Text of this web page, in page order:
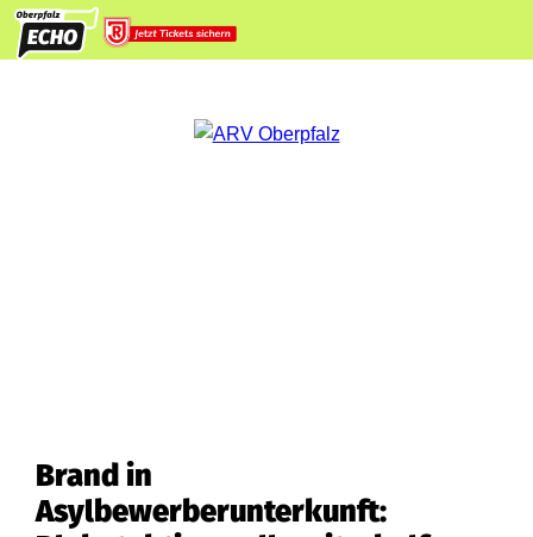
Brand in
Asylbewerberunterkunft: